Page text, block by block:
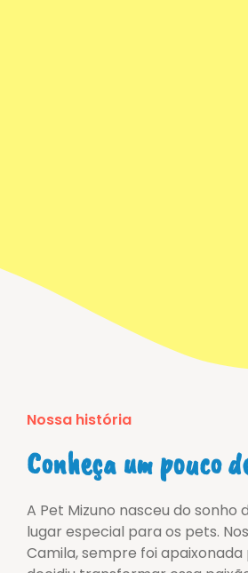
Nossa história
Conheça um pouco
A Pet Mizuno nasceu do sonho
lugar especial para os pets.
Camila, sempre foi apaixonada